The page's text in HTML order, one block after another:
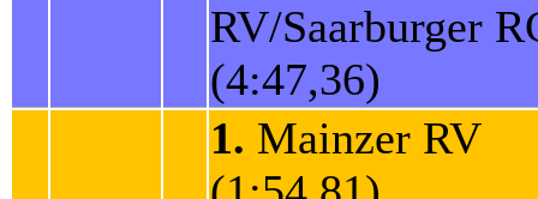
RV/Saarburger
(4:47,36)
1. Mainzer RV